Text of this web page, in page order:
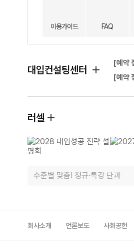
이용가이드 FAQ
대입컨설팅센터
[예약
[예약
러셀
수준별 맞춤! 정규·특강 단과
회사소개 언론보도 사회공헌